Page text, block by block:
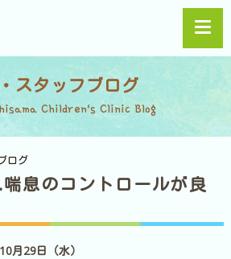
スタッフブログ
Children's Clinic Blog
ログ
息のコントロールが良
月29日（水）